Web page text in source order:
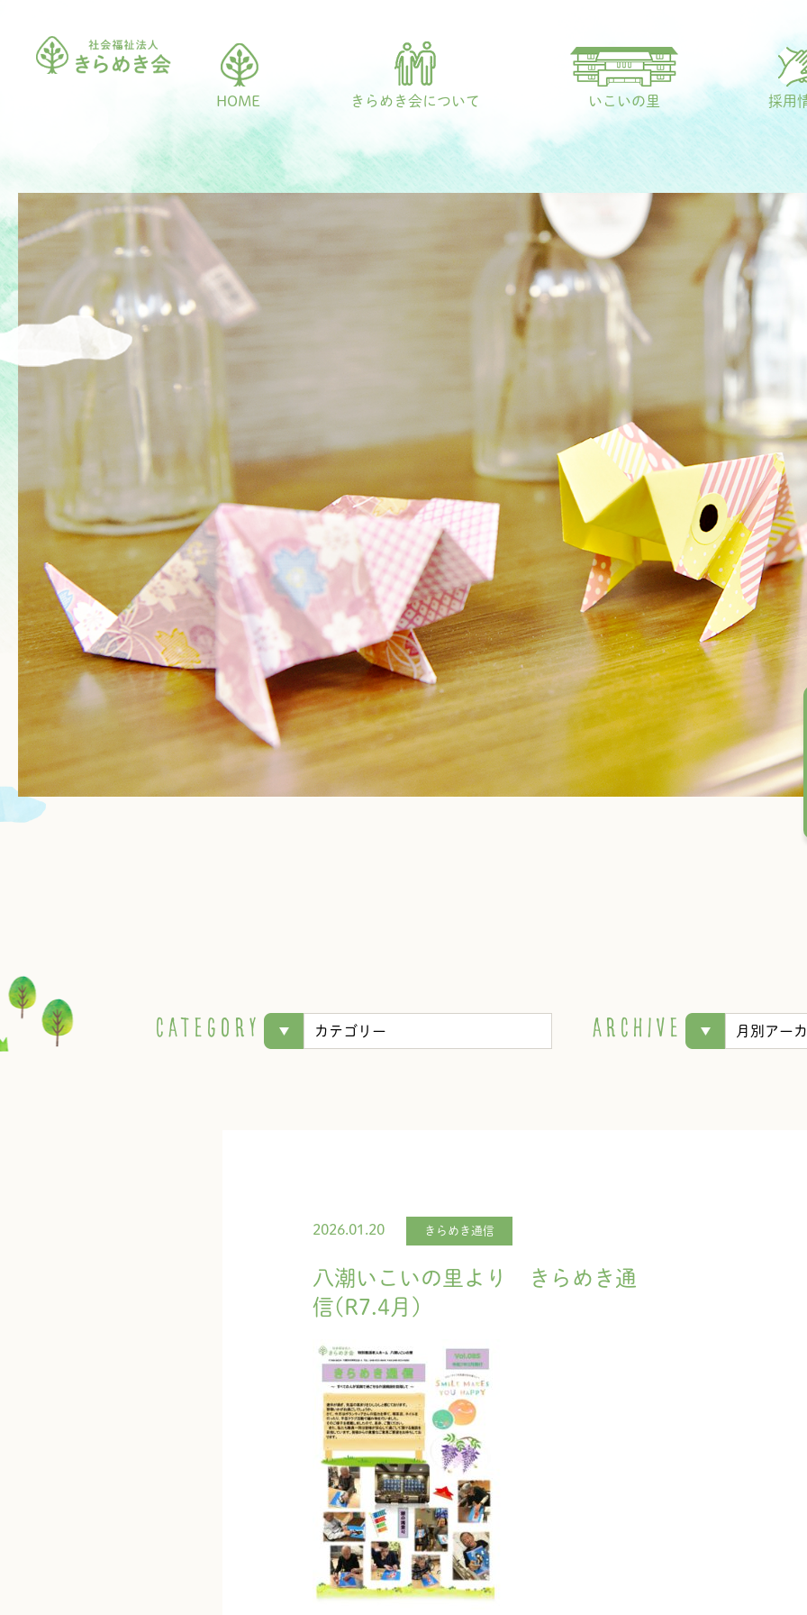
HOME きらめき会について いこいの里 採用
CAT E G O RY AR C HIV E
2026.01.20 きらめき通信
八潮いこいの里より きらめき通
信(R7.4月)